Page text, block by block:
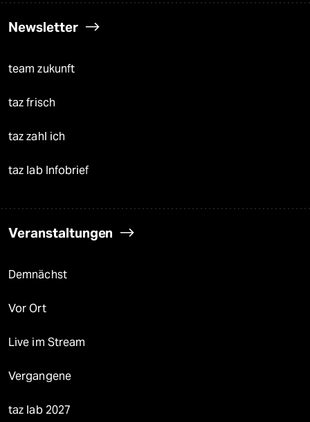
Newsletter
team zukunft
taz frisch
taz zahl ich
taz lab Infobrief
Veranstaltungen
Demnächst
Vor Ort
Live im Stream
Vergangene
taz lab 2027